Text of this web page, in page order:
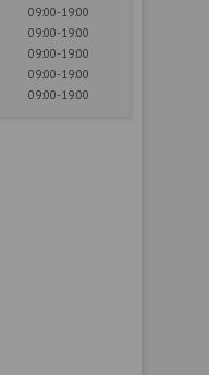
09:00-19:00
09:00-19:00
09:00-19:00
09:00-19:00
09:00-19:00